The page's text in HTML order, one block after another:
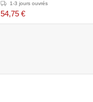
1-3 jours ouvrés
54,75 €